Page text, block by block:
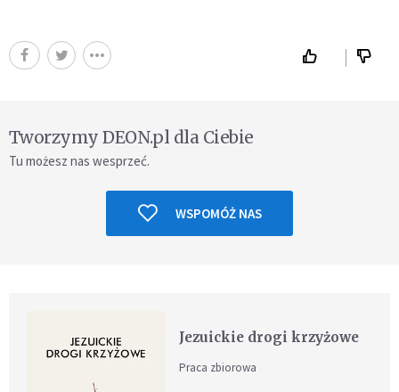
Tworzymy DEON.pl dla Ciebie
Tu możesz nas wesprzeć.
WSPOMÓŻ NAS
Jezuickie drogi krzyżowe
Praca zbiorowa